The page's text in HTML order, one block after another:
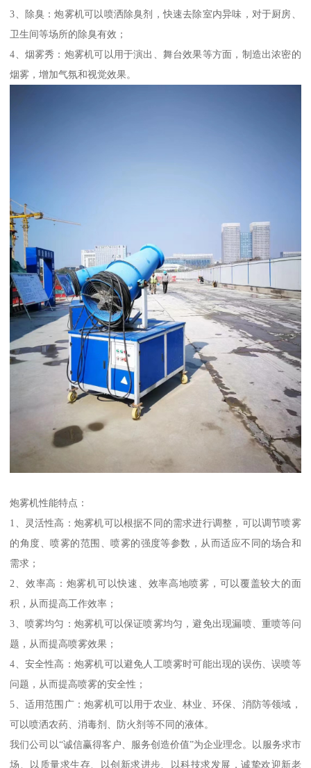
3、除臭：炮雾机可以喷洒除臭剂，快速去除室内异味，对于厨房、
卫生间等场所的除臭有效；
4、烟雾秀：炮雾机可以用于演出、舞台效果等方面，制造出浓密的
烟雾，增加气氛和视觉效果。
炮雾机性能特点：
1、灵活性高：炮雾机可以根据不同的需求进行调整，可以调节喷雾
的角度、喷雾的范围、喷雾的强度等参数，从而适应不同的场合和
需求；
2、效率高：炮雾机可以快速、效率高地喷雾，可以覆盖较大的面
积，从而提高工作效率；
3、喷雾均匀：炮雾机可以保证喷雾均匀，避免出现漏喷、重喷等问
题，从而提高喷雾效果；
4、安全性高：炮雾机可以避免人工喷雾时可能出现的误伤、误喷等
问题，从而提高喷雾的安全性；
5、适用范围广：炮雾机可以用于农业、林业、环保、消防等领域，
可以喷洒农药、消毒剂、防火剂等不同的液体。
我们公司以“诚信赢得客户、服务创造价值”为企业理念。以服务求市
场、以质量求生存、以创新求进步、以科技求发展，诚挚欢迎新老